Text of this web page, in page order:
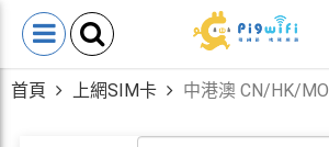
首頁 上網SIM卡 中港澳 CN/HK/MO